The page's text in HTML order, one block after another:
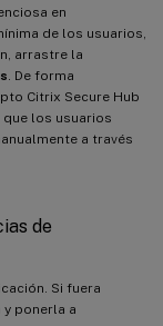
en
de los usuarios,
arrastre la
. De forma
Citrix Secure Hub
los usuarios
a través
de
Si fuera
ponerla a